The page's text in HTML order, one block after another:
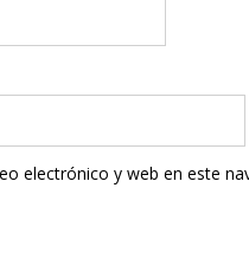
electrónico y web en este